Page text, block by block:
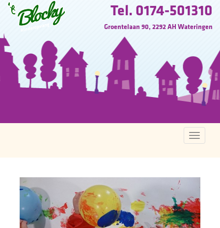
Tel. 0174-501310
Groentelaan 90, 2292 AH Wateringen
Toggle